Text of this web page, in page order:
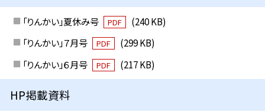
「りんかい」夏休み号 PDF
(240 KB)
「りんかい」７月号
PDF
(299 KB)
「りんかい」６月号
PDF (217 KB)
HP掲載資料